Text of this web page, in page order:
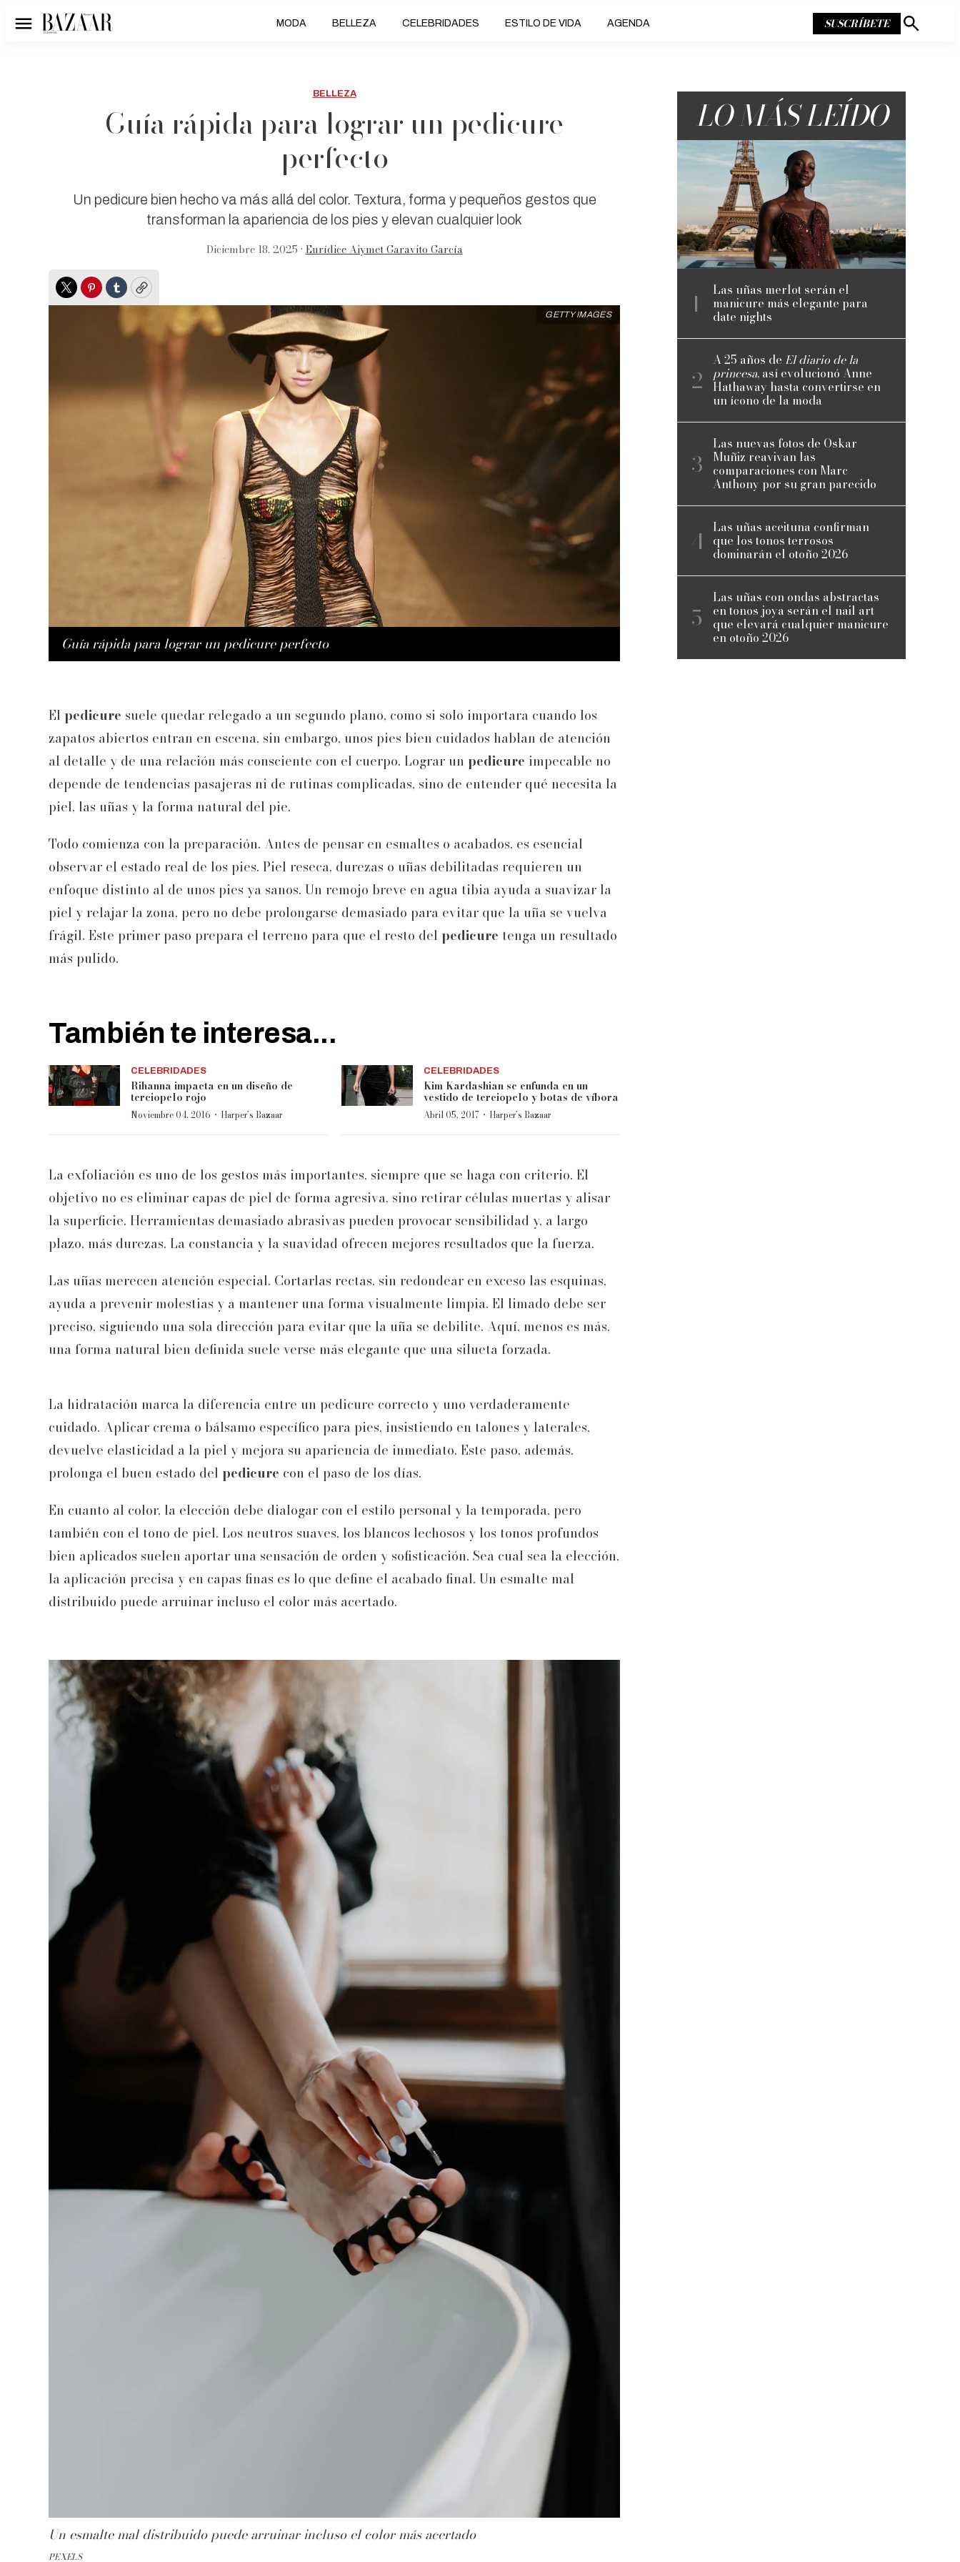
Menú MODA BELLEZA CELEBRIDADES ESTILO DE VIDA AGENDA SUSCRÍBETE
Mostrar
BELLEZA
Guía rápida para lograr un pedicure
perfecto
Un pedicure bien hecho va más allá del color. Textura, forma y pequeños gestos que
transforman la apariencia de los pies y elevan cualquier look
Diciembre 18, 2025 • Eurídice Aiymet Garavito García
TwitterPinterest
TumblrCopy
Guía rápida para lograr un pedicure perfecto
GETTY IMAGES
El pedicure suele quedar relegado a un segundo plano, como si solo importara cuando los
zapatos abiertos entran en escena, sin embargo, unos pies bien cuidados hablan de atención
al detalle y de una relación más consciente con el cuerpo. Lograr un pedicure impecable no
depende de tendencias pasajeras ni de rutinas complicadas, sino de entender qué necesita la
piel, las uñas y la forma natural del pie.
Todo comienza con la preparación. Antes de pensar en esmaltes o acabados, es esencial
observar el estado real de los pies. Piel reseca, durezas o uñas debilitadas requieren un
enfoque distinto al de unos pies ya sanos. Un remojo breve en agua tibia ayuda a suavizar la
piel y relajar la zona, pero no debe prolongarse demasiado para evitar que la uña se vuelva
frágil. Este primer paso prepara el terreno para que el resto del pedicure tenga un resultado
más pulido.
También te interesa...
CELEBRIDADES
Rihanna impacta en un diseño de
terciopelo rojo
Noviembre 04, 2016 · Harper’s Bazaar
CELEBRIDADES
Kim Kardashian se enfunda en un
vestido de terciopelo y botas de víbora
Abril 05, 2017 · Harper’s Bazaar
La exfoliación es uno de los gestos más importantes, siempre que se haga con criterio. El
objetivo no es eliminar capas de piel de forma agresiva, sino retirar células muertas y alisar
la superficie. Herramientas demasiado abrasivas pueden provocar sensibilidad y, a largo
plazo, más durezas. La constancia y la suavidad ofrecen mejores resultados que la fuerza.
Las uñas merecen atención especial. Cortarlas rectas, sin redondear en exceso las esquinas,
ayuda a prevenir molestias y a mantener una forma visualmente limpia. El limado debe ser
preciso, siguiendo una sola dirección para evitar que la uña se debilite. Aquí, menos es más,
una forma natural bien definida suele verse más elegante que una silueta forzada.
La hidratación marca la diferencia entre un pedicure correcto y uno verdaderamente
cuidado. Aplicar crema o bálsamo específico para pies, insistiendo en talones y laterales,
devuelve elasticidad a la piel y mejora su apariencia de inmediato. Este paso, además,
prolonga el buen estado del pedicure con el paso de los días.
En cuanto al color, la elección debe dialogar con el estilo personal y la temporada, pero
también con el tono de piel. Los neutros suaves, los blancos lechosos y los tonos profundos
bien aplicados suelen aportar una sensación de orden y sofisticación. Sea cual sea la elección,
la aplicación precisa y en capas finas es lo que define el acabado final. Un esmalte mal
distribuido puede arruinar incluso el color más acertado.
Un esmalte mal distribuido puede arruinar incluso el color más acertado
PEXELS
LO MÁS LEÍDO
Las uñas merlot serán el
manicure más elegante para
date nights
A 25 años de El diario de la
princesa, así evolucionó Anne
Hathaway hasta convertirse en
un ícono de la moda
Las nuevas fotos de Oskar
Muñiz reavivan las
comparaciones con Marc
Anthony por su gran parecido
Las uñas aceituna confirman
que los tonos terrosos
dominarán el otoño 2026
Las uñas con ondas abstractas
en tonos joya serán el nail art
que elevará cualquier manicure
en otoño 2026